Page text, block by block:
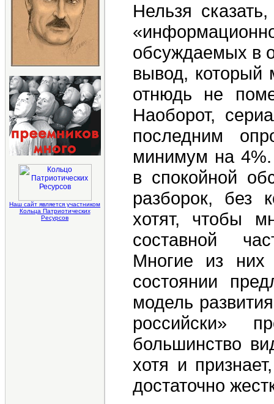
Наш сайт является участником
Кольца Патриотических
Ресурсов
Нельзя
обсуждаемых в
вывод, который
отнюдь не
Наоборот,
последним
минимум на
в спокойной
разборок, без
хотят, чтобы
составной
Многие из них
состоянии
модель
российски»
большинство
хотя и
достаточно